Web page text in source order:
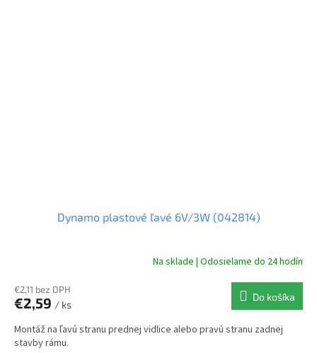
Dynamo plastové ľavé 6V/3W (042814)
Na sklade | Odosielame do 24 hodín
€2,11 bez DPH
€2,59 / ks
Do košíka
Montáž na ľavú stranu prednej vidlice alebo pravú stranu zadnej
stavby rámu.